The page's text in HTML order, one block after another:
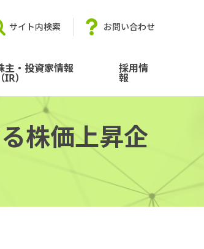
サイト内検索 お問い合わせ
主・投資家情報
（IR）
採用情
報
株価上昇企